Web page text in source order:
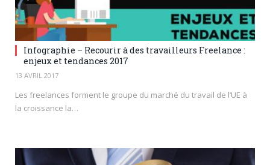
Infographie – Recourir à des travailleurs Freelance :
enjeux et tendances 2017
13 AVRIL 2017
Les freelances forment le groupe du marché du travail de l’UE à
la croissance la…